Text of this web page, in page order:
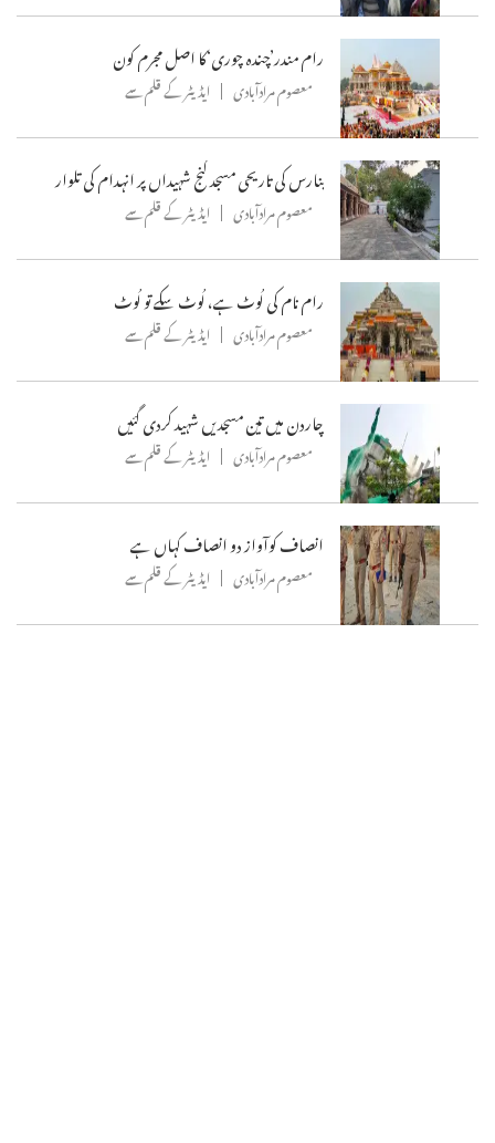
رام مندر’چندہ چوری‘کا اصل مجرم کون
معصوم مرادآبادی ایڈیٹر کے قلم سے
بنارس کی تاریحی مسجد گنج شہیداں پر انہدام کی تلوار
معصوم مرادآبادی ایڈیٹر کے قلم سے
رام نام کی لُوٹ ہے، لُوٹ سکے تو لُوٹ
معصوم مرادآبادی ایڈیٹر کے قلم سے
چاردن میں تین مسجدیں شہید کردی گئیں
معصوم مرادآبادی ایڈیٹر کے قلم سے
انصاف کوآواز دو انصاف کہاں ہے
معصوم مرادآبادی ایڈیٹر کے قلم سے